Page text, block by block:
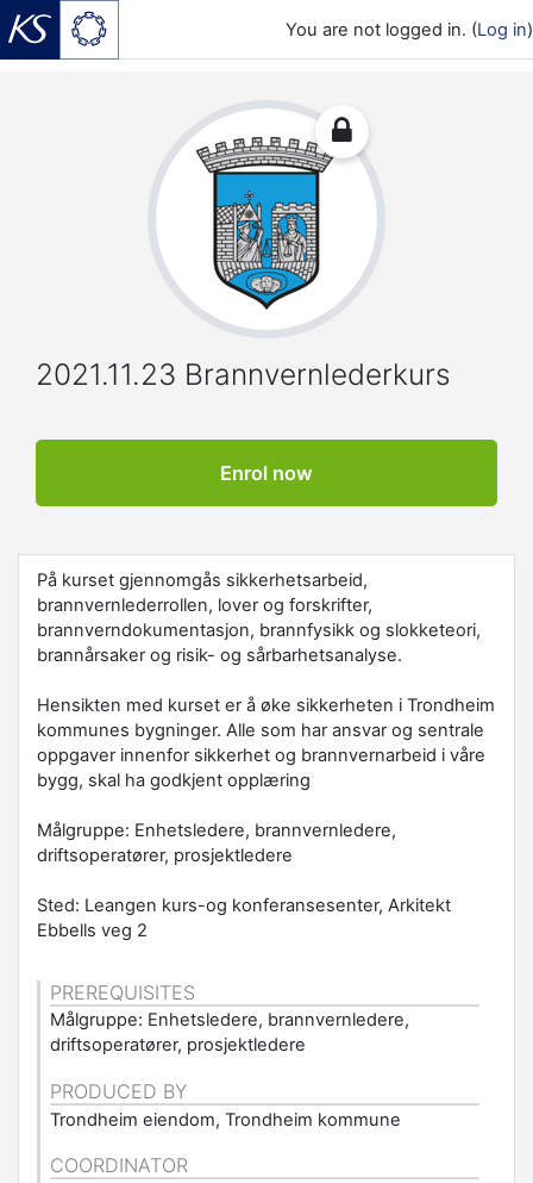
You are not logged in. (Log in)
2021.11.23 Brannvernlederkurs
Enrol now
På kurset gjennomgås sikkerhetsarbeid,
brannvernlederrollen, lover og forskrifter,
brannverndokumentasjon, brannfysikk og slokketeori,
brannårsaker og risik- og sårbarhetsanalyse.
Hensikten med kurset er å øke sikkerheten i Trondheim
kommunes bygninger. Alle som har ansvar og sentrale
oppgaver innenfor sikkerhet og brannvernarbeid i våre
bygg, skal ha godkjent opplæring
Målgruppe: Enhetsledere, brannvernledere,
driftsoperatører, prosjektledere
Sted: Leangen kurs-og konferansesenter, Arkitekt
Ebbells veg 2
PREREQUISITES
Målgruppe: Enhetsledere, brannvernledere,
driftsoperatører, prosjektledere
PRODUCED BY
Trondheim eiendom, Trondheim kommune
COORDINATOR